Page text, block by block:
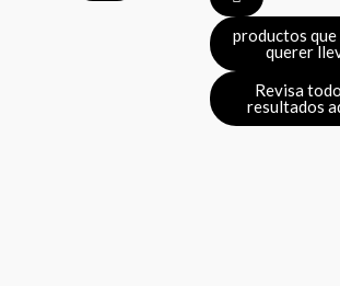
productos que
querer
Revisa
resultados